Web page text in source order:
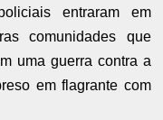
entraram em
comunidades que
uma guerra contra a
em flagrante com